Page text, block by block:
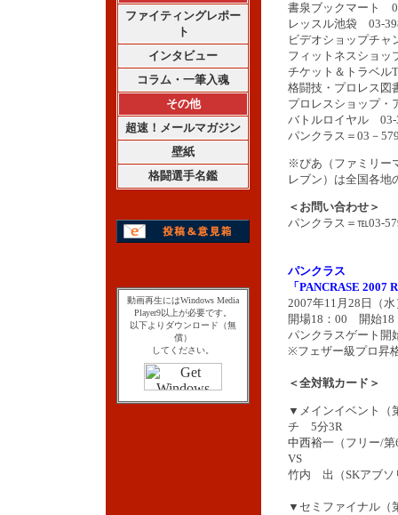
ファイティングレポー
ト
インタビュー
コラム・一筆入魂
その他
超速！メールマガジン
壁紙
格闘選手名鑑
動画再生にはWindows Media
Player9以上が必要です。
以下よりダウンロード（無
償）
してください。
書泉ブックマート
レッスル池袋 03-
ビデオショップチ
フィットネスショ
チケット＆トラベ
格闘技・プロレス
プロレスショップ
バトルロイヤル 03-
パンクラス＝03－
※ぴあ（ファミリー
レブン）は全国各地
＜お問い合わせ＞
パンクラス＝℡03-
パンクラス
「PANCRASE 2007
2007年11月28日（
開場18：00 開始18
パンクラスゲート開
※フェザー級プロ昇
＜全対戦カード＞
▼メインイベント（
チ 5分3R
中西裕一 （フリー/
VS
竹内 出（SKアブソ
▼セミファイナル